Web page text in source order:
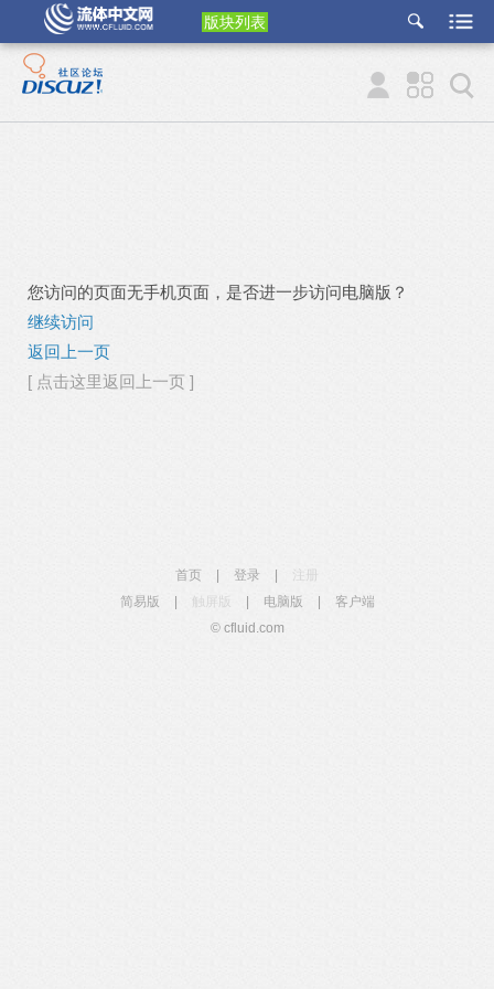
版块列表
etu
p
您访问的页面无手机页面，是否进一步访问电脑版？
继续访问
返回上一页
[ 点击这里返回上一页 ]
首页 登录
简易版
触屏版 电脑版
客户端
© cfluid.com